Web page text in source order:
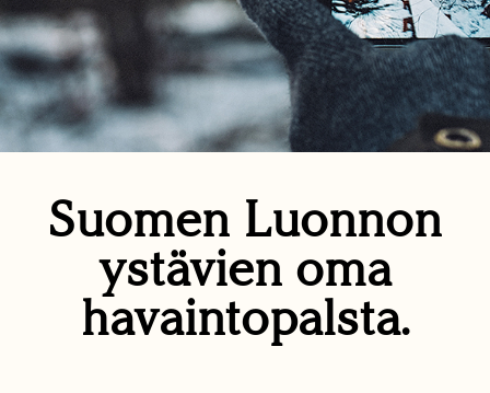
Suomen Luonnon
ystävien oma
havaintopalsta.